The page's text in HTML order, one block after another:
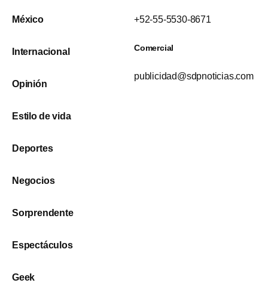
México
Internacional
Opinión
Estilo de vida
Deportes
Negocios
Sorprendente
Espectáculos
Geek
+52-55-5530-8671
Comercial
publicidad@sdpnoticias.com